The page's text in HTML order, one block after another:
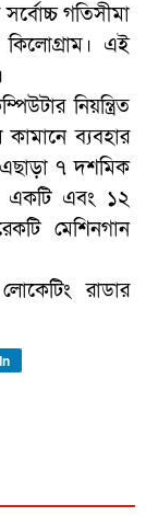
গতিসীমা
এই
নিয়ন্ত্রিত
ব্যবহার
এছাড়া ৭ দশমিক
একটি এবং ১২
মেশিনগান
রাডার